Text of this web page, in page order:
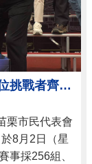
「2026貓裏盃戰鬥陀螺公開賽」512位挑戰者齊聚苗栗巨蛋 爭奪冠軍榮耀
栗市民代表會
8月2日（星
事採256組、